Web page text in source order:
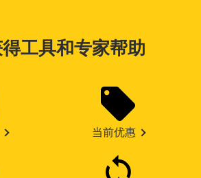
工具和专家帮助
当前优惠